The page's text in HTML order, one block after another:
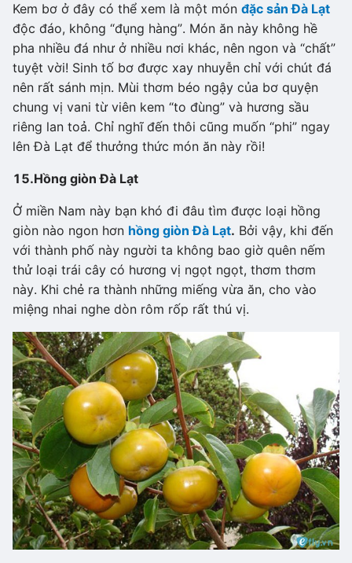
Kem bơ ở đây có thể xem là một món đặc sản Đà Lạt
độc đáo, không “đụng hàng”. Món ăn này không hề
pha nhiều đá như ở nhiều nơi khác, nên ngon và “chất”
tuyệt vời! Sinh tố bơ được xay nhuyễn chỉ với chút đá
nên rất sánh mịn. Mùi thơm béo ngậy của bơ quyện
chung vị vani từ viên kem “to đùng” và hương sầu
riêng lan toả. Chỉ nghĩ đến thôi cũng muốn “phi” ngay
lên Đà Lạt để thưởng thức món ăn này rồi!
15.Hồng giòn Đà Lạt
Ở miền Nam này bạn khó đi đâu tìm được loại hồng
giòn nào ngon hơn hồng giòn Đà Lạt. Bởi vậy, khi đến
với thành phố này người ta không bao giờ quên nếm
thử loại trái cây có hương vị ngọt ngọt, thơm thơm
này. Khi chẻ ra thành những miếng vừa ăn, cho vào
miệng nhai nghe dòn rôm rốp rất thú vị.